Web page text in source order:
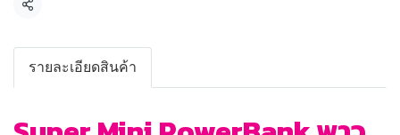
แชร์
รายละเอียดสินค้า